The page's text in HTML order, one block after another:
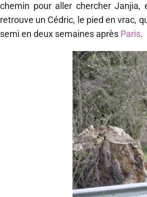
chemin pour aller chercher Janjia,
retrouve un Cédric, le pied en vrac,
semi en deux semaines après Paris.